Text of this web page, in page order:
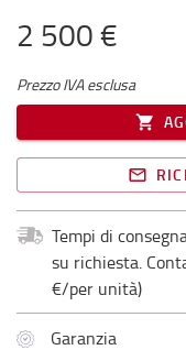
2 500 €
Prezzo IVA esclusa
Tempi di
su richiesta.
€/per unità)
Garanzia